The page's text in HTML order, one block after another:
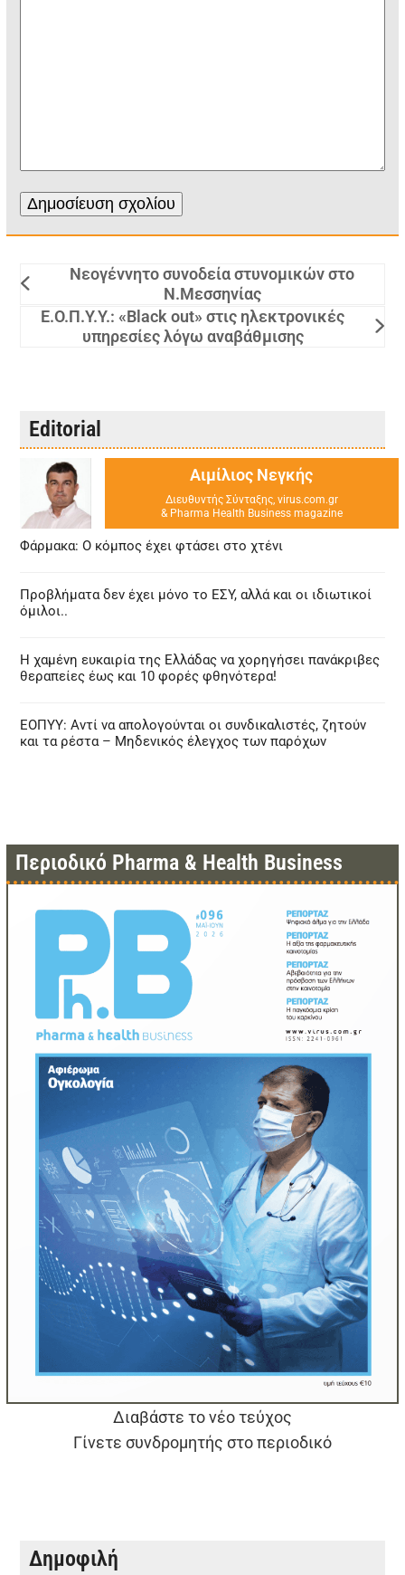
Νεογέννητο συνοδεία στυνομικών στο
Ν.Μεσσηνίας
Ε.Ο.Π.Υ.Υ.: «Black οut» στις ηλεκτρονικές
υπηρεσίες λόγω αναβάθμισης
Editorial
Αιμίλιος Νεγκής
Διευθυντής Σύνταξης, virus.com.gr
& Pharma Health Business magazine
Φάρμακα: Ο κόμπος έχει φτάσει στο χτένι
Προβλήματα δεν έχει μόνο το ΕΣΥ, αλλά και οι ιδιωτικοί
όμιλοι..
Η χαμένη ευκαιρία της Ελλάδας να χορηγήσει πανάκριβες
θεραπείες έως και 10 φορές φθηνότερα!
ΕΟΠΥΥ: Αντί να απολογούνται οι συνδικαλιστές, ζητούν
και τα ρέστα – Μηδενικός έλεγχος των παρόχων
Περιοδικό Pharma & Health Business
Διαβάστε το νέο τεύχος
Γίνετε συνδρομητής στο περιοδικό
Δημοφιλή